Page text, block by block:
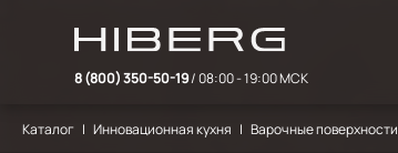
8 (800) 350-50-19/ 08:00 - 19:00 МСК
Каталог Инновационная кухня Варочные поверхности